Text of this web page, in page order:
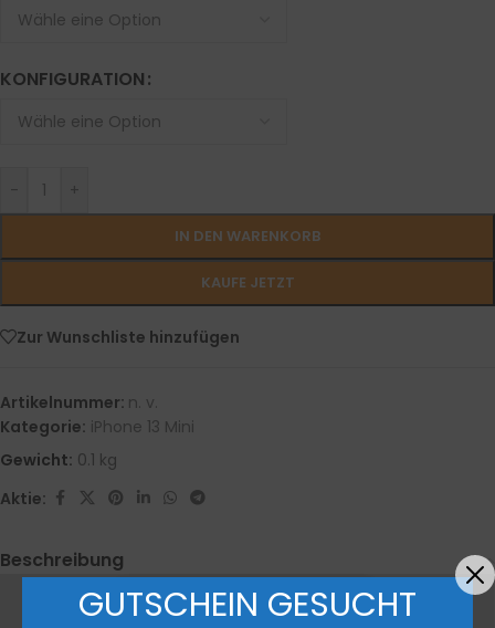
KONFIGURATION
- +
IN DEN WARENKORB
KAUFE JETZT
Zur Wunschliste hinzufügen
Artikelnummer: n. v.
Kategorie: iPhone 13 Mini
Gewicht: 0.1 kg
Aktie:
Beschreibung
GUTSCHEIN GESUCHT